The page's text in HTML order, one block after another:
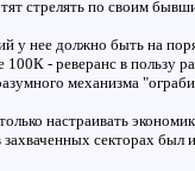
стрелять по своим
у нее должно быть на
100К - реверанс в пользу
механизма
настраивать
секторах был